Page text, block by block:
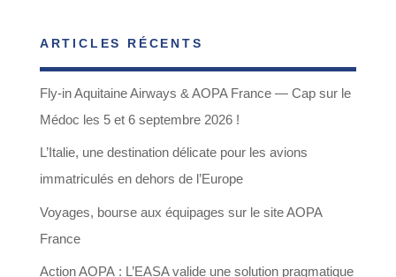
prix :
20,00€
à
295,00€
ARTICLES RÉCENTS
Fly-in Aquitaine Airways & AOPA France — Cap sur le
Médoc les 5 et 6 septembre 2026 !
L’Italie, une destination délicate pour les avions
immatriculés en dehors de l’Europe
Voyages, bourse aux équipages sur le site AOPA
France
Action AOPA : L’EASA valide une solution pragmatique